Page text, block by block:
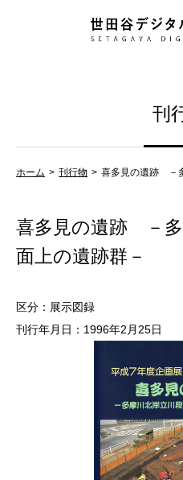
刊
ホーム 刊行物 喜多見の遺跡 －
喜多見の遺跡 －多
面上の遺跡群－
区分：展示図録
刊行年月日：1996年2月25日